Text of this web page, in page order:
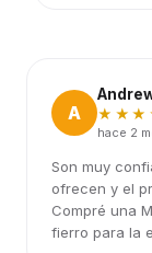
A
hace 2
Son muy
ofrecen y el
Compré una
fierro para la